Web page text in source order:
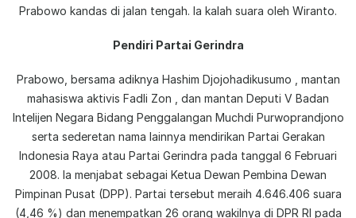
Prabowo kandas di jalan tengah. Ia kalah suara oleh Wiranto.
Pendiri Partai Gerindra
Prabowo, bersama adiknya Hashim Djojohadikusumo , mantan
mahasiswa aktivis Fadli Zon , dan mantan Deputi V Badan
Intelijen Negara Bidang Penggalangan Muchdi Purwoprandjono
serta sederetan nama lainnya mendirikan Partai Gerakan
Indonesia Raya atau Partai Gerindra pada tanggal 6 Februari
2008. Ia menjabat sebagai Ketua Dewan Pembina Dewan
Pimpinan Pusat (DPP). Partai tersebut meraih 4.646.406 suara
(4,46 %) dan menempatkan 26 orang wakilnya di DPR RI pada